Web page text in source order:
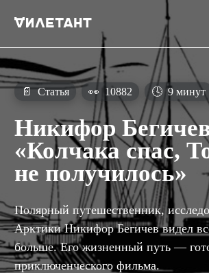
📄 Статья 👀 10882 🕓 9 минут
Никифор
«Колчака спас,
не получилось»
Полярный путешественник,
Арктики Никифор Бегичев видел
больше. Его жизненный путь —
приключенческого фильма.